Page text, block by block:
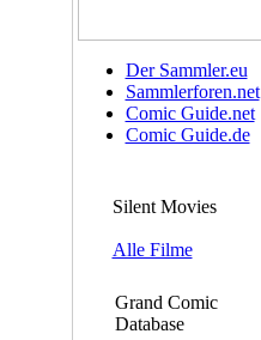
Der Sammler.eu
Sammlerforen.net
Comic Guide.net
Comic Guide.de
Silent Movies
Alle Filme
Grand Comic
Database